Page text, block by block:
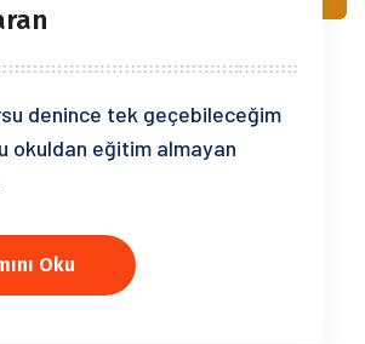
denince tek geçebileceğim
okuldan eğitim almayan
Oku